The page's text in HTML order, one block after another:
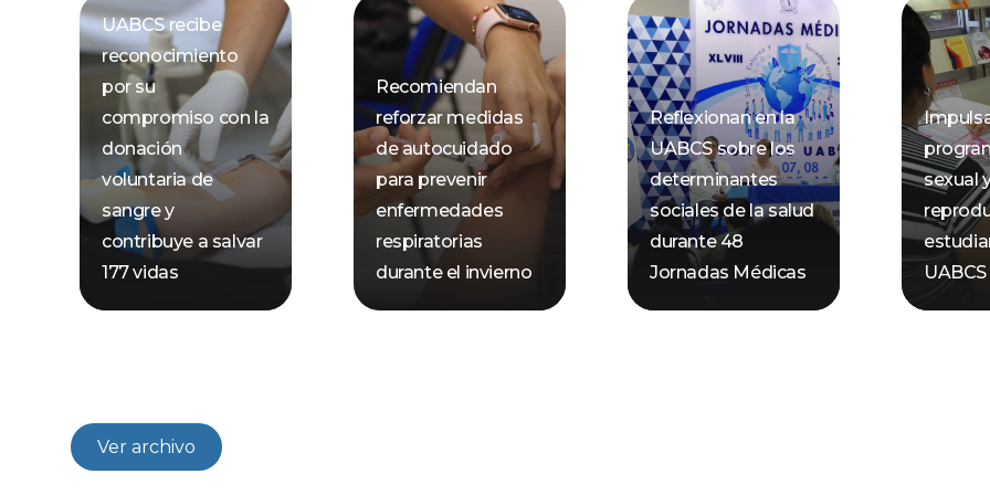
UABCS recibe
reconocimiento
por su
compromiso con la
donación
voluntaria de
sangre y
contribuye a salvar
177 vidas
Recomiendan
reforzar medidas
de autocuidado
para prevenir
enfermedades
respiratorias
durante el invierno
Reflexionan en la
UABCS sobre los
determinantes
sociales de la salud
durante 48
Jornadas Médicas
sexual
UABCS
Ver archivo